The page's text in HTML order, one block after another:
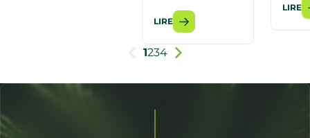
LIRE
LIRE
1234